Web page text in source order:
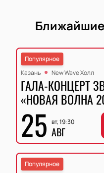
Популярное
Казань
New Wave Холл
ГАЛА-КОНЦЕРТ
«НОВАЯ ВОЛНА
25 вт, 19:30
АВГ
Популярное